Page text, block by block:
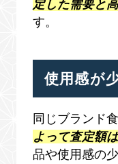
定した需要と
す。
使用感が
同じブランド
よって査定額
品や使用感の